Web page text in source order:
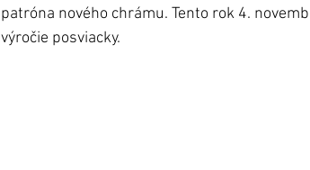
patróna nového chrámu. Tento rok 4.
výročie posviacky.